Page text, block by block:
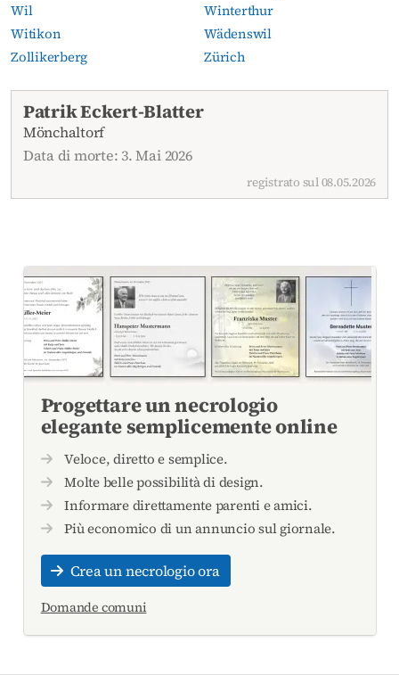
Wil
Winterthur
Witikon
Wädenswil
Zollikerberg
Zürich
Necrologi attuali
Patrik Eckert-Blatter
Mönchaltorf
Data di morte: 3. Mai 2026
registrato sul 08.05.2026
Progettare un necrologio
elegante semplicemente online
Veloce, diretto e semplice.
Molte belle possibilità di design.
Informare direttamente parenti e amici.
Più economico di un annuncio sul giornale.
Crea un necrologio ora
Domande comuni